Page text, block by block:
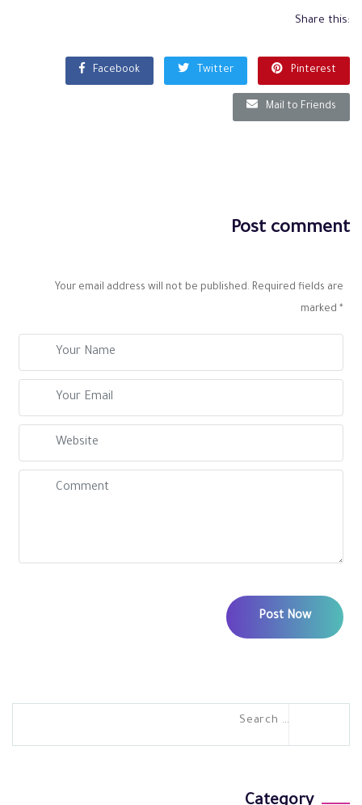
Share this:
Facebook Twitter Pinterest
Mail to Friends
Post comment
Your email address will not be published. Required fields are
marked *
Post Now
Search